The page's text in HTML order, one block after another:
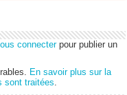
connecterpour publier un
En savoir plus sur la
sont traitées.